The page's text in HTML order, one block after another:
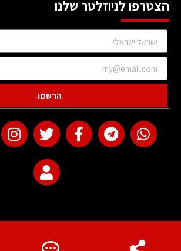
הצטרפו לניוזלטר שלנו
הרשמו